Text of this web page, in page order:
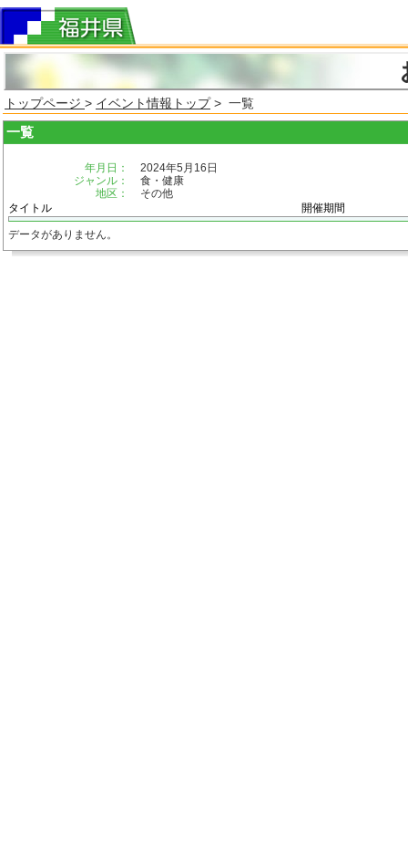
トップページ > イベント情報トップ> 一覧
一覧
年月日：
2024年5月16日
ジャンル：
食・健康
地区：
その他
タイトル
開催期間
データがありません。